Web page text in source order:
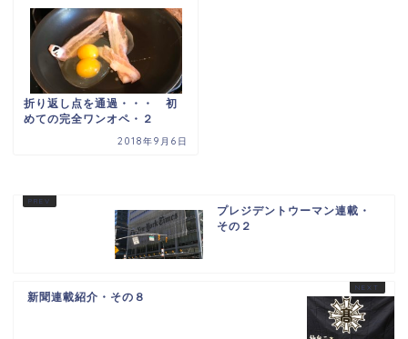
折り返し点を通過・・・ 初
めての完全ワンオペ・２
2018年9月6日
プレジデントウーマン連載・
その２
新聞連載紹介・その８